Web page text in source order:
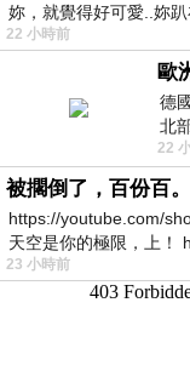
妳，就覺得好可愛..妳
22 小時前
歐
德
北
堡
22
被擱倒了，百份百。
https://youtube.com/
天空是你的極限，上！
23 小時前